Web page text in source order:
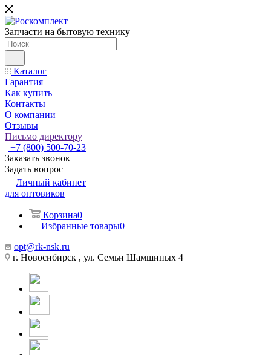
Запчасти на бытовую технику
Каталог
Гарантия
Как купить
Контакты
О компании
Отзывы
Письмо директору
+7 (800) 500-70-23
Заказать звонок
Задать вопрос
Личный кабинет
для оптовиков
Корзина0
Избранные товары0
opt@rk-nsk.ru
г. Новосибирск , ул. Семьи Шамшиных 4